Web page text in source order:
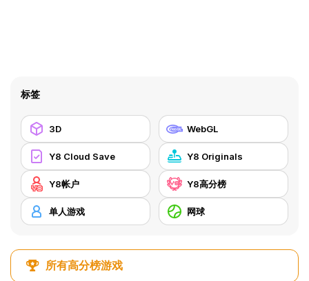
标签
3D WebGL
Y8 Cloud Save Y8 Originals
Y8帐户 Y8高分榜
单人游戏 网球
所有高分榜游戏